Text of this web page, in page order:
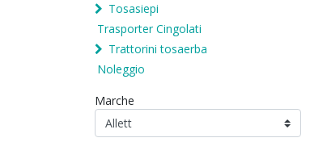
Tosasiepi
Trasporter Cingolati
Trattorini tosaerba
Noleggio
Marche